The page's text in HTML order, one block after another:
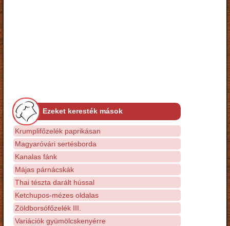
Ezeket keresték mások
Krumplifőzelék paprikásan
Magyaróvári sertésborda
Kanalas fánk
Májas párnácskák
Thai tészta darált hússal
Ketchupos-mézes oldalas
Zöldborsófőzelék III.
Variációk gyümölcskenyérre